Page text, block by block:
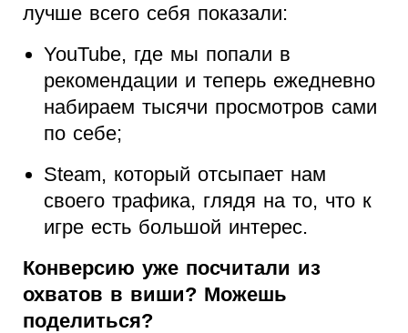
лучше всего себя показали:
YouTube, где мы попали в
рекомендации и теперь ежедневно
набираем тысячи просмотров сами
по себе;
Steam, который отсыпает нам
своего трафика, глядя на то, что к
игре есть большой интерес.
Конверсию уже посчитали из
охватов в виши? Можешь
поделиться?